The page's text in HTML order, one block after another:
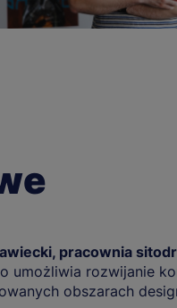
pracownia
umożliwia rozwijanie
obszarach